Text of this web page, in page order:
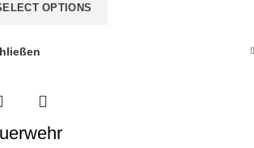
OPTIONS